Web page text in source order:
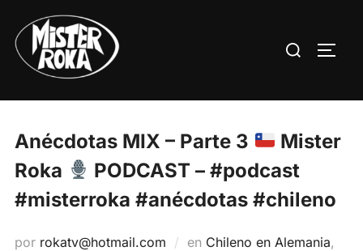
contenido
Buscar:
Anécdotas MIX – Parte 3
Mister
Roka
PODCAST – #podcast
#misterroka #anécdotas #chileno
por rokatv@hotmail.com en Chileno en Alemania,